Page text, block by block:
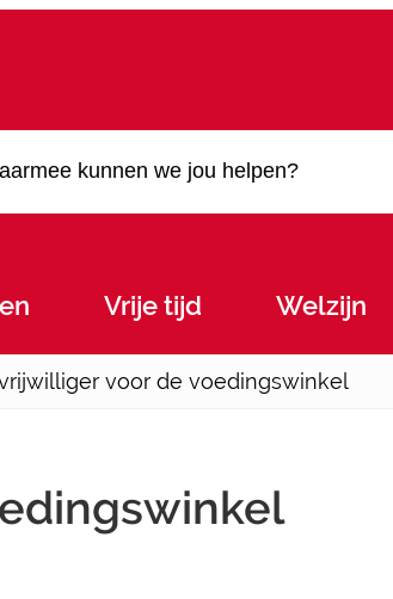
kunnen we jou helpen?
Vrije tijd Welzijn
voor de voedingswinkel